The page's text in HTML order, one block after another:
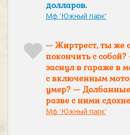
долларов.
Мф 'Южный парк'
— Жиртрест, ты же
покончить с
заснул в гараже в
с включенным
умер? —
разве с ними
Мф 'Южный парк'